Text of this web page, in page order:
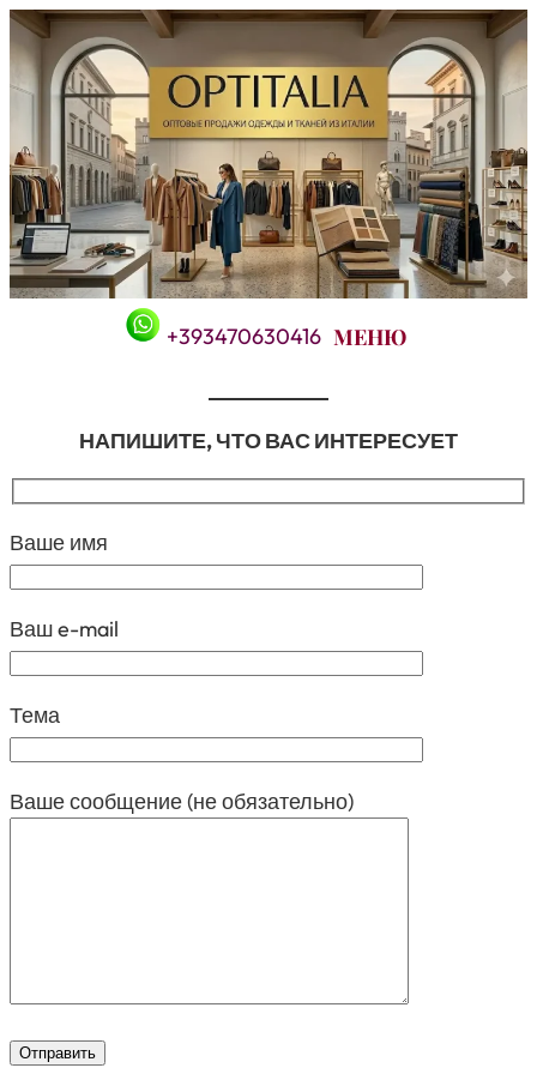
Перейти
к
содержимому
+393470630416
НАПИШИТЕ, ЧТО ВАС ИНТЕРЕСУЕТ
Ваше имя
Ваш e-mail
Тема
Ваше сообщение (не обязательно)